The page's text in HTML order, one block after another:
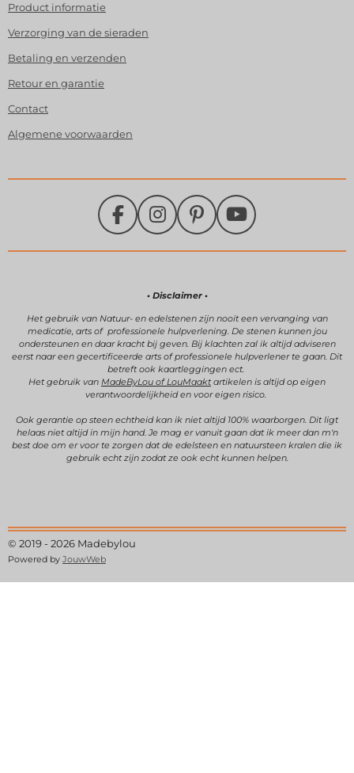
Product informatie
Verzorging van de sieraden
Betaling en verzenden
Retour en garantie
Contact
Algemene voorwaarden
F
o
o
k
I
a
g
r
a
m
P
e
r
e
s
t
Y
b
e
• Disclaimer •
Het gebruik van Natuur- en edelstenen zijn nooit een vervanging van
medicatie, arts of professionele hulpverlening. De stenen kunnen jou
ondersteunen en daar kracht bij geven. Bij klachten zal ik altijd adviseren
eerst naar een gecertificeerde arts of professionele hulpverlener te gaan. Dit
betreft ook kaartleggingen ect.
Het gebruik van MadeByLou of LouMaaktartikelen is altijd op eigen
verantwoordelijkheid en voor eigen risico.
Ook gerantie op steen echtheid kan ik niet altijd 100% waarborgen. Dit ligt
helaas niet altijd in mijn hand. Je mag er vanuit gaan dat ik meer dan m'n
best doe om er voor te zorgen dat de edelsteen en natuursteen kralen die ik
gebruik echt zijn zodat ze ook echt kunnen helpen.
© 2019 - 2026 Madebylou
Powered by JouwWeb